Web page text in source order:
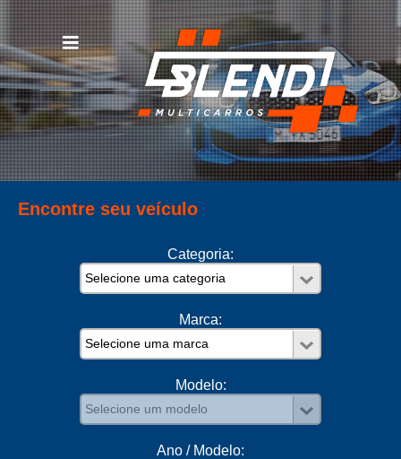
Encontre seu veículo
Categoria:
Marca:
Modelo:
Ano / Modelo: